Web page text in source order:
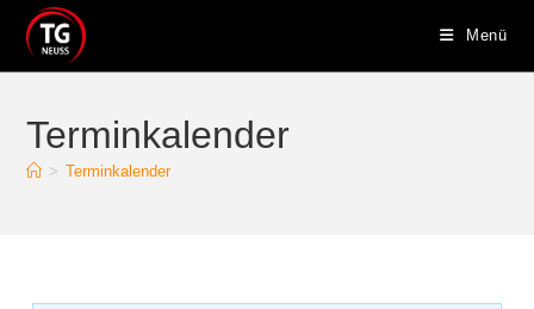
Menü
Terminkalender
> Terminkalender